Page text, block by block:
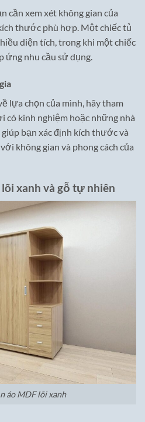
cần xem xét không gian của
thước phù hợp. Một chiếc tủ
diện tích, trong khi một chiếc
ứng nhu cầu sử dụng.
lựa chọn của mình, hãy tham
có kinh nghiệm hoặc những nhà
bạn xác định kích thước và
không gian và phong cách của
xanh và gỗ tự nhiên
áo MDF lõi xanh